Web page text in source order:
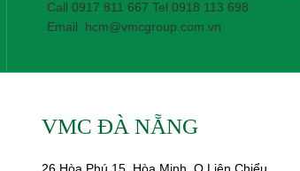
Call 0917 811 667 Tel 0918 113 698
Email: hcm@vmcgroup.com.vn
VMC ĐÀ NẴNG
26 Hòa Phú 15, Hòa Minh, Q.Liên Chiểu